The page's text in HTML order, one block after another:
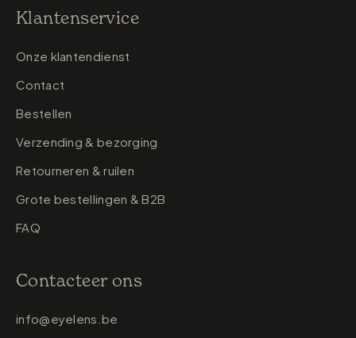
Klantenservice
Onze klantendienst
Contact
Bestellen
Verzending & bezorging
Retourneren & ruilen
Grote bestellingen & B2B
FAQ
Contacteer ons
info@eyelens.be